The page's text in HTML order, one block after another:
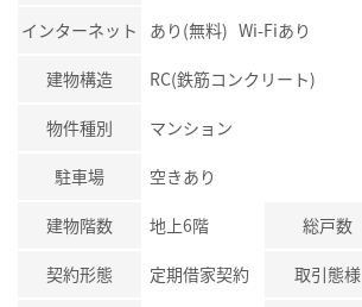
インターネット あり(無料) Wi-Fiあり
建物構造 RC(鉄筋コンクリート)
物件種別 マンション
駐車場 空きあり
建物階数 地上6階 総戸数
契約形態 定期借家契約 取引態様